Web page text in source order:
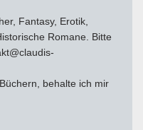
Fantasy, Erotik,
Romane. Bitte
behalte ich mir